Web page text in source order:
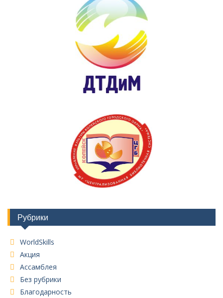
Рубрики
WorldSkills
Акция
Ассамблея
Без рубрики
Благодарность